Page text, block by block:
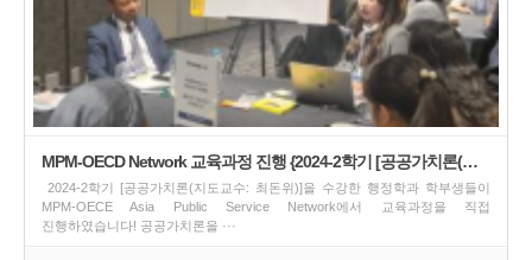
MPM-OECD Network 교육과정 진행 {2024-2학기 [공공가치론(지도교수:최돈위)]}
2024-2학기 [공공가치론(지도교수: 최돈위)]을 수강한 행정학과 학부생들이
MPM-OECE Asia Public Service Network에서 교육과정을 직접
진행하였습니다! 공공가치론을 ···